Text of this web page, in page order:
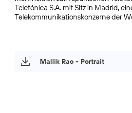
Telefónica S.A. mit Sitz in Madrid,
Telekommunikationskonzerne der
Mallik Rao - Portrait